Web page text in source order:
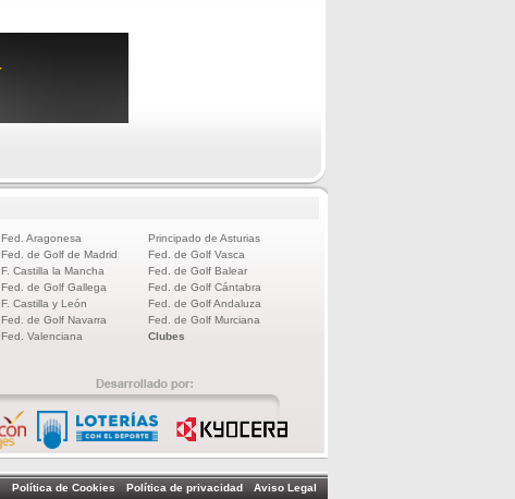
Fed. Aragonesa
Fed. de Golf de Madrid
F. Castilla la Mancha
Fed. de Golf Gallega
F. Castilla y León
Fed. de Golf Navarra
Fed. Valenciana
Principado de Asturias
Fed. de Golf Vasca
Fed. de Golf Balear
Fed. de Golf Cántabra
Fed. de Golf Andaluza
Fed. de Golf Murciana
Clubes
Aviso Legal
Política de privacidad
Política de Cookies